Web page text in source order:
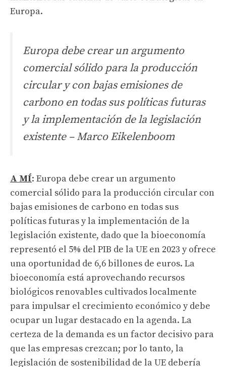
Europa.
Europa debe crear un argumento
comercial sólido para la producción
circular y con bajas emisiones de
carbono en todas sus políticas futuras
y la implementación de la legislación
existente – Marco Eikelenboom
A MÍ: Europa debe crear un argumento
comercial sólido para la producción circular con
bajas emisiones de carbono en todas sus
políticas futuras y la implementación de la
legislación existente, dado que la bioeconomía
representó el 5% del PIB de la UE en 2023 y ofrece
una oportunidad de 6,6 billones de euros. La
bioeconomía está aprovechando recursos
biológicos renovables cultivados localmente
para impulsar el crecimiento económico y debe
ocupar un lugar destacado en la agenda. La
certeza de la demanda es un factor decisivo para
que las empresas crezcan; por lo tanto, la
legislación de sostenibilidad de la UE debería